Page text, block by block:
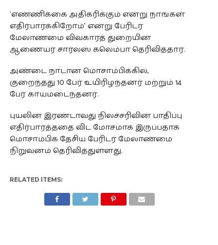
‘எண்ணிக்கை அதிகரிக்கும் என்று நாங்கள்
எதிர்பார்க்கிறோம்’ என்று பேரிடர்
மேலாண்மை விவகாரத் துறையின்
ஆணையர் சார்லஸ் கலெம்பா தெரிவித்தார்.
அண்டை நாடான மொசாம்பிக்கில்,
குறைந்தது 10 பேர் உயிரிழந்தனர் மற்றும் 14
பேர் காயமடைந்தனர்.
புயலின் இரண்டாவது நிலச்சரிவின் பாதிப்பு
எதிர்பார்த்ததை விட மோசமாக இருப்பதாக
மொசாம்பிக் தேசிய பேரிடர் மேலாண்மை
நிறுவனம் தெரிவித்துள்ளது.
RELATED ITEMS: